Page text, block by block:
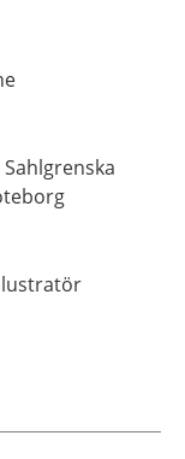
Sahlgrenska